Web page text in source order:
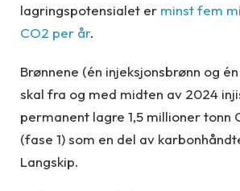
lagringspotensialet er minst fem
CO2 per år.
Brønnene (én injeksjonsbrønn og
skal fra og med midten av 2024
permanent lagre 1,5 millioner tonn
(fase 1) som en del av
Langskip.